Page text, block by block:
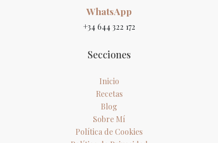
WhatsApp
+34 644 322 172
Secciones
Inicio
Recetas
Blog
Sobre Mí
Política de Cookies